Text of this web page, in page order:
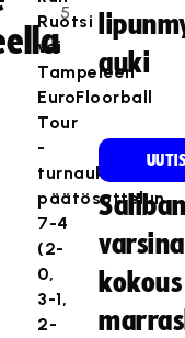
5
Ruotsi
vei
Tampereen
EuroFloorball
Tour
-
turnauksen
päätösottelun
7-4
(2-
0,
3-1,
2-
auki
kokous